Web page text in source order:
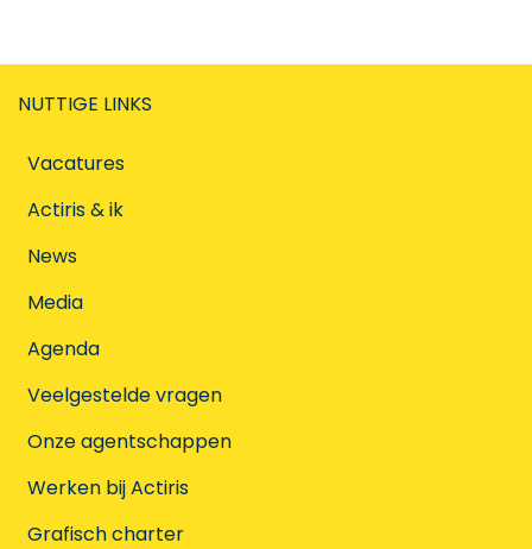
NUTTIGE LINKS
Vacatures
Actiris & ik
News
Media
Agenda
Veelgestelde vragen
Onze agentschappen
Werken bij Actiris
Grafisch charter